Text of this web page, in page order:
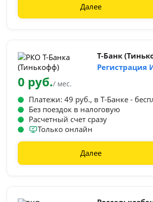
Далее
Т-Банк
Регистрация
0 руб./ мес.
Платежи: 49 руб., в Т‑Банке -
Без поездок в налоговую
Расчетный счет сразу
Только онлайн
Далее